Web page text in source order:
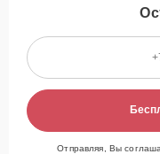
Отправляя, Вы